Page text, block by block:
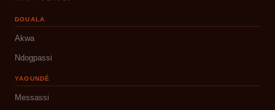
DOUALA
Akwa
Ndogpassi
YAOUNDÉ
Messassi